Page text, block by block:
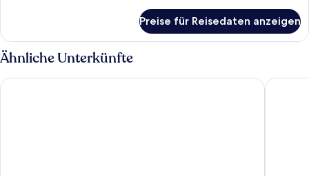
DELUXE
Preise für Reisedaten anzeigen
Ähnliche Unterkünfte
Barceló Sevilla Renacimiento NH